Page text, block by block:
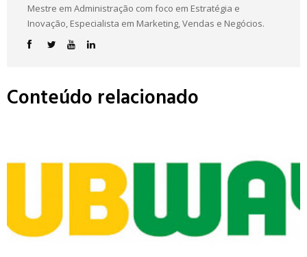
Mestre em Administração com foco em Estratégia e
Inovação, Especialista em Marketing, Vendas e Negócios.
Conteúdo relacionado